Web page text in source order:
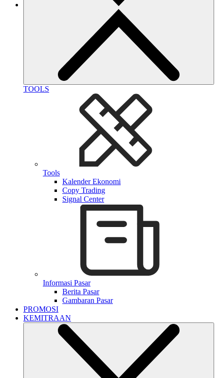
TOOLS
Tools
Kalender Ekonomi
Copy Trading
Signal Center
Informasi Pasar
Berita Pasar
Gambaran Pasar
PROMOSI
KEMITRAAN